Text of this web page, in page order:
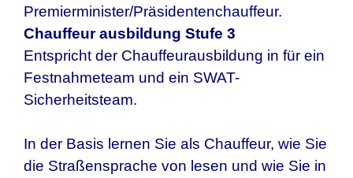
Premierminister/Präsidentenchauffeur.
Chauffeur ausbildung Stufe 3
Entspricht der Chauffeurausbildung in für ein
Festnahmeteam und ein SWAT-
Sicherheitsteam.
In der Basis lernen Sie als Chauffeur, wie Sie
die Straßensprache von lesen und wie Sie in